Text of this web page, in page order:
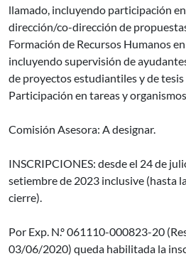
llamado, incluyendo participación
dirección/co-dirección de
Formación de Recursos Humanos
incluyendo supervisión de
de proyectos estudiantiles y de tesis
Participación en tareas y
Comisión Asesora: A designar.
INSCRIPCIONES: desde el 24 de
setiembre de 2023 inclusive (hasta
cierre).
Por Exp. N.º 061110-000823-20
03/06/2020) queda habilitada la